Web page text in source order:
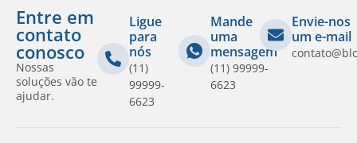
Entre em
contato
conosco
Nossas
soluções vão te
ajudar.
Ligue
para
nós
(11)
99999-
6623
Mande
uma
mensagem
(11) 99999-
6623
Envie-nos
um e-mail